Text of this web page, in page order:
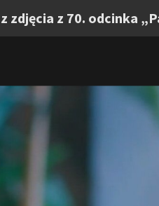
zdjęcia z 70. odcinka